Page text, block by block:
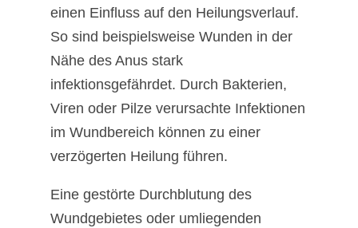
einen Einfluss auf den Heilungsverlauf.
So sind beispielsweise Wunden in der
Nähe des Anus stark
infektionsgefährdet. Durch Bakterien,
Viren oder Pilze verursachte Infektionen
im Wundbereich können zu einer
verzögerten Heilung führen.
Eine gestörte Durchblutung des
Wundgebietes oder umliegenden